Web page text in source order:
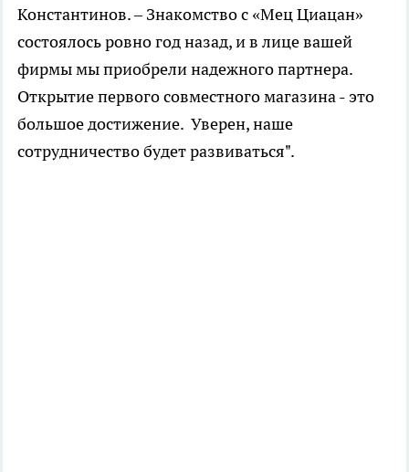
Константинов. – Знакомство с «Мец Циацан»
состоялось ровно год назад, и в лице вашей
фирмы мы приобрели надежного партнера.
Открытие первого совместного магазина - это
большое достижение. Уверен, наше
сотрудничество будет развиваться".